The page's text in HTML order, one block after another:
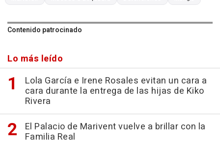
Contenido patrocinado
Lo más leído
Lola García e Irene Rosales evitan un cara a
cara durante la entrega de las hijas de Kiko
Rivera
El Palacio de Marivent vuelve a brillar con la
Familia Real